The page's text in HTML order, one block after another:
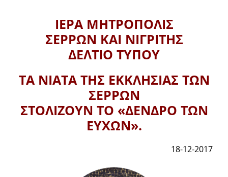
ΙΕΡΑ ΜΗΤΡΟΠΟΛΙΣ
ΣΕΡΡΩΝ ΚΑΙ ΝΙΓΡΙΤΗΣ
ΔΕΛΤΙΟ ΤΥΠΟΥ
ΤΑ ΝΙΑΤΑ ΤΗΣ ΕΚΚΛΗΣΙΑΣ ΤΩΝ
ΣΕΡΡΩΝ
ΣΤΟΛΙΖΟΥΝ ΤΟ «ΔΕΝΔΡΟ ΤΩΝ
ΕΥΧΩΝ».
18-12-2017